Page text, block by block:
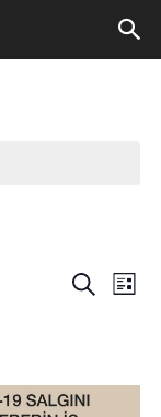
Ara Liste